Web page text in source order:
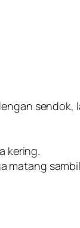
sendok,
kering.
matang